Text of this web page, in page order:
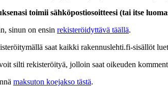
toimii sähköpostiosoitteesi (tai itse
sinun on ensin rekisteröidyttävä täällä.
saat kaikki rakennuslehti.fi-sisällöt
silti rekisteröityä, jolloin saat oikeuden
maksuton koejakso tästä.